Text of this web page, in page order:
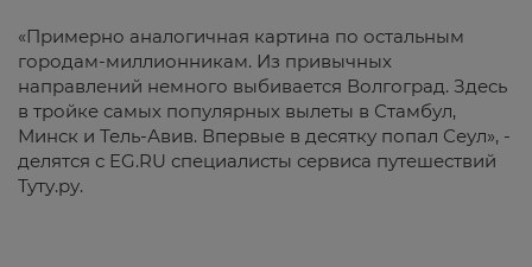
«Примерно аналогичная картина по остальным
городам-миллионникам. Из привычных
направлений немного выбивается Волгоград. Здесь
в тройке самых популярных вылеты в Стамбул,
Минск и Тель-Авив. Впервые в десятку попал Сеул», -
делятся с EG.RU специалисты сервиса путешествий
Туту.ру.